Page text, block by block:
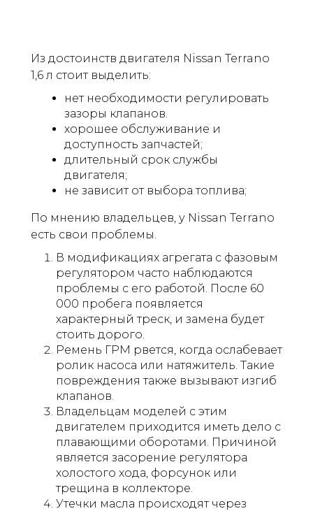
Из достоинств двигателя Nissan Terrano
1,6 л стоит выделить:
нет необходимости регулировать
зазоры клапанов.
хорошее обслуживание и
доступность запчастей;
длительный срок службы
двигателя;
не зависит от выбора топлива;
По мнению владельцев, у Nissan Terrano
есть свои проблемы.
В модификациях агрегата с фазовым
регулятором часто наблюдаются
проблемы с его работой. После 60
000 пробега появляется
характерный треск, и замена будет
стоить дорого.
Ремень ГРМ рвется, когда ослабевает
ролик насоса или натяжитель. Такие
повреждения также вызывают изгиб
клапанов.
Владельцам моделей с этим
двигателем приходится иметь дело с
плавающими оборотами. Причиной
является засорение регулятора
холостого хода, форсунок или
трещина в коллекторе.
Утечки масла происходят через